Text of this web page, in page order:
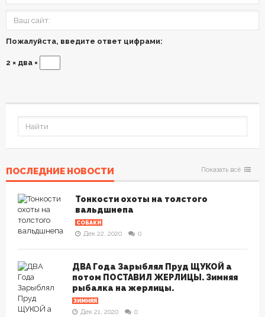
Пожалуйста, введите ответ цифрами:
2 × два =
ПОСЛЕДНИЕ НОВОСТИ Показать всё
Тонкости охоты на толстого
вальдшнепа
СОБАКИ
Дек 22, 2020 0
ДВА Года Зарыблял Пруд ЩУКОЙ а
потом ПОСТАВИЛ ЖЕРЛИЦЫ. Зимняя
рыбалка на жерлицы.
ЗИМНЯЯ
Дек 21, 2020 0